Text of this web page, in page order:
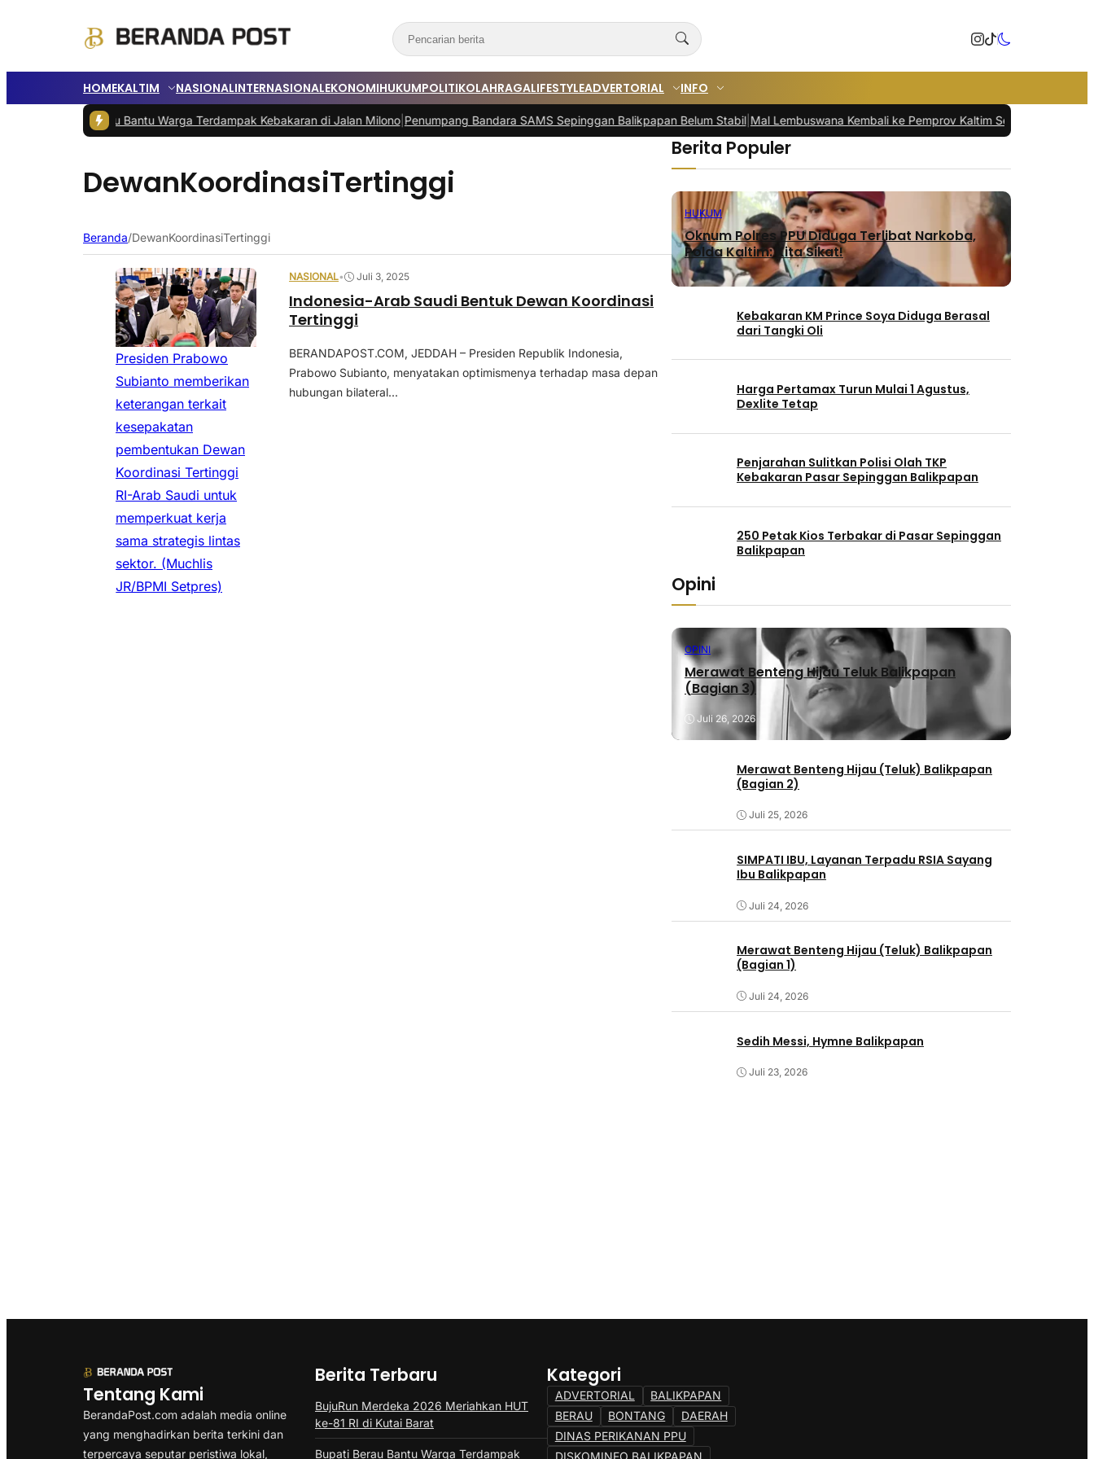
HOMEKALTIM NASIONALINTERNASIONALEKONOMIHUKUMPOLITIKOLAHRAGALIFESTYLEADVERTORIAL INFO
Bupati Berau Bantu Warga Terdampak Kebakaran di Jalan Milono|Penumpang Bandara SAMS Sepinggan Balikpapan Belum Stabil|Mal Lembuswana Kembali ke Pemprov Kaltim Setelah 30 Tahun
DewanKoordinasiTertinggi
Beranda/DewanKoordinasiTertinggi
Presiden Prabowo
Subianto memberikan
keterangan terkait
kesepakatan
pembentukan Dewan
Koordinasi Tertinggi
RI-Arab Saudi untuk
memperkuat kerja
sama strategis lintas
sektor. (Muchlis
JR/BPMI Setpres)
NASIONAL• Juli 3, 2025
Indonesia-Arab Saudi Bentuk Dewan Koordinasi
Tertinggi
BERANDAPOST.COM, JEDDAH – Presiden Republik Indonesia,
Prabowo Subianto, menyatakan optimismenya terhadap masa depan
hubungan bilateral...
Berita Populer
HUKUM
Oknum Polres PPU Diduga Terlibat Narkoba,
Polda Kaltim: Kita Sikat!
Kebakaran KM Prince Soya Diduga Berasal
dari Tangki Oli
Harga Pertamax Turun Mulai 1 Agustus,
Dexlite Tetap
Penjarahan Sulitkan Polisi Olah TKP
Kebakaran Pasar Sepinggan Balikpapan
250 Petak Kios Terbakar di Pasar Sepinggan
Balikpapan
Opini
OPINI
Merawat Benteng Hijau Teluk Balikpapan
(Bagian 3)
Juli 26, 2026
Merawat Benteng Hijau (Teluk) Balikpapan
(Bagian 2)
Juli 25, 2026
SIMPATI IBU, Layanan Terpadu RSIA Sayang
Ibu Balikpapan
Juli 24, 2026
Merawat Benteng Hijau (Teluk) Balikpapan
(Bagian 1)
Juli 24, 2026
Sedih Messi, Hymne Balikpapan
Juli 23, 2026
Tentang Kami
BerandaPost.com adalah media online
yang menghadirkan berita terkini dan
terpercaya seputar peristiwa lokal,
Berita Terbaru
BujuRun Merdeka 2026 Meriahkan HUT
ke-81 RI di Kutai Barat
Bupati Berau Bantu Warga Terdampak
Kategori
ADVERTORIAL
BALIKPAPAN
BERAU
BONTANG
DAERAH
DINAS PERIKANAN PPU
DISKOMINFO BALIKPAPAN